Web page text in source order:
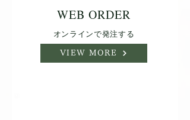
WEB ORDER
オンラインで発注する
VIEW MORE